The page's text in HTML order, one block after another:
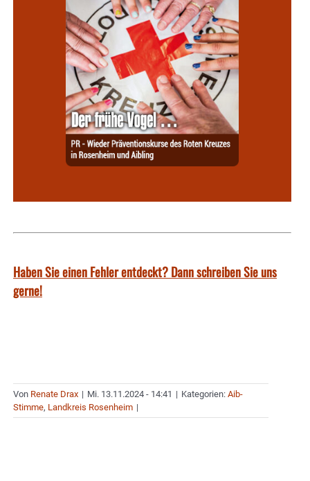
Haben Sie einen Fehler entdeckt? Dann schreiben Sie uns
gerne!
Von Renate Drax | Mi. 13.11.2024 - 14:41 | Kategorien: Aib-
Stimme, Landkreis Rosenheim |